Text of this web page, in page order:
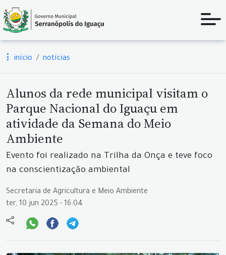
início notícias
Alunos da rede municipal visitam o
Parque Nacional do Iguaçu em
atividade da Semana do Meio
Ambiente
Evento foi realizado na Trilha da Onça e teve foco
na conscientização ambiental
Secretaria de Agricultura e Meio Ambiente
ter, 10 jun 2025 - 16:04